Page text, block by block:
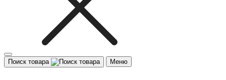
Поиск товара Меню